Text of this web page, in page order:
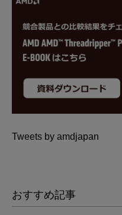
Tweets by amdjapan
おすすめ記事